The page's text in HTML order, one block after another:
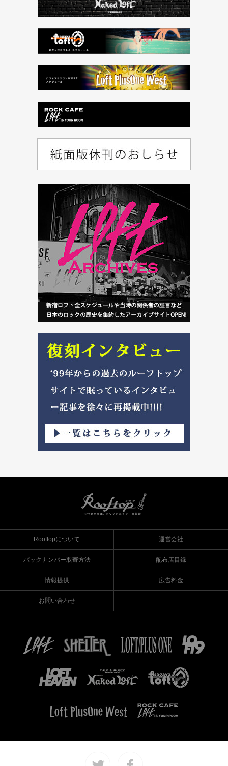
Rooftopについて 運営会社
バックナンバー取寄方法 配布店目録
情報提供 広告料金
お問い合わせ